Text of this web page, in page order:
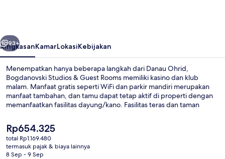
Berikutnya
93+
RingkasanKamarLokasiKebijakan
Menempatkan hanya beberapa langkah dari Danau Ohrid,
Bogdanovski Studios & Guest Rooms memiliki kasino dan klub
malam. Manfaat gratis seperti WiFi dan parkir mandiri merupakan
manfaat tambahan, dan tamu dapat tetap aktif di properti dengan
memanfaatkan fasilitas dayung/kano. Fasilitas teras dan taman
Harga
saat
ini
Rp654.325
Rp654.325
total Rp1.169.480
termasuk pajak & biaya lainnya
8 Sep - 9 Sep